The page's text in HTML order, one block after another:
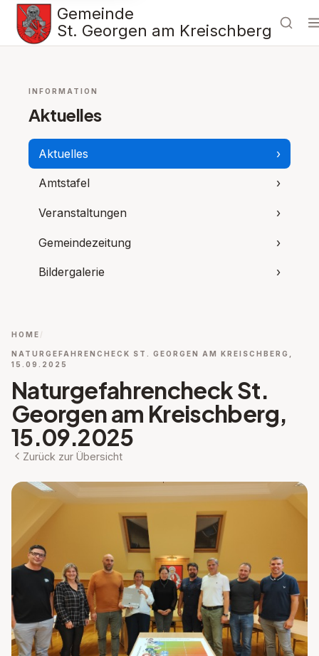
Gemeinde
St. Georgen am Kreischberg
INFORMATION
Aktuelles
Aktuelles ›
Amtstafel ›
Veranstaltungen ›
Gemeindezeitung ›
Bildergalerie ›
HOME
NATURGEFAHRENCHECK ST. GEORGEN AM KREISCHBERG,
15.09.2025
Naturgefahrencheck St.
Georgen am Kreischberg,
15.09.2025
Zurück zur Übersicht